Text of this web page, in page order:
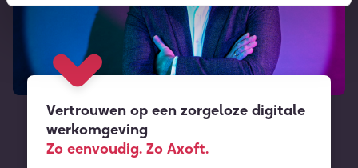
Vertrouwen op een zorgeloze digitale
werkomgeving
Zo eenvoudig. Zo Axoft.